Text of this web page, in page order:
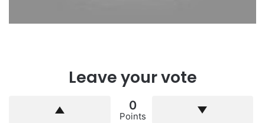
Leave your vote
0
Points